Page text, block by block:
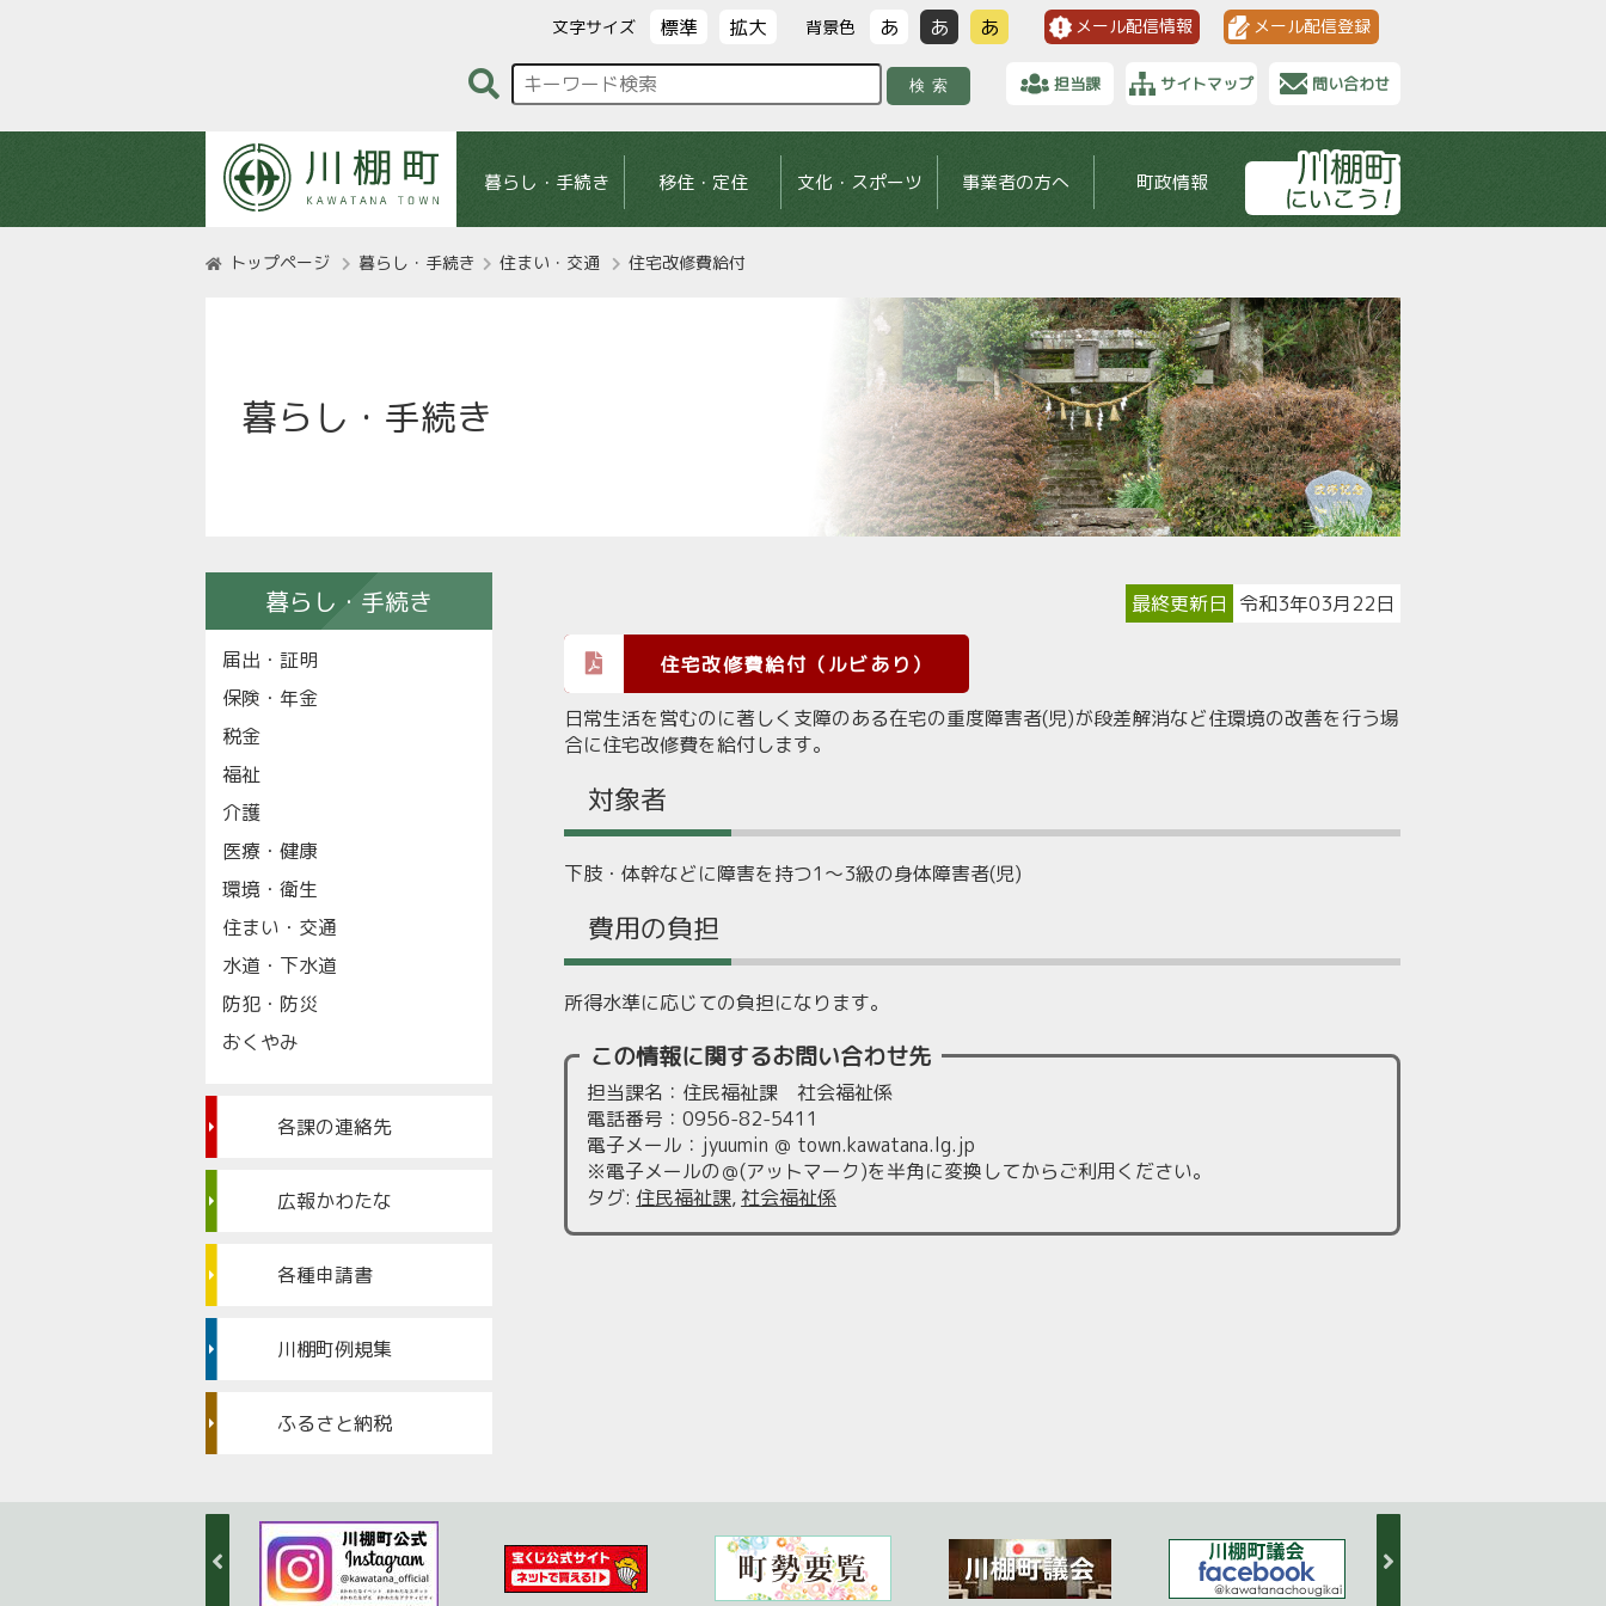
文字サイズ 標準 拡大 背景色 あ あ あ メール配信情報 メール配信登録
検索 担当課 サイトマップ 問い合わせ
暮らし・手続き 移住・定住 文化・スポーツ 事業者の方へ 町政情報
トップページ 暮らし・手続き 住まい・交通 住宅改修費給付
暮らし・手続き
最終更新日 令和3年03月22日
住宅改修費給付（ルビあり）
日常生活を営むのに著しく支障のある在宅の重度障害者(児)が段差解消など住環境の改善を行う場
合に住宅改修費を給付します。
対象者
下肢・体幹などに障害を持つ1～3級の身体障害者(児)
費用の負担
所得水準に応じての負担になります。
この情報に関するお問い合わせ先
担当課名：住民福祉課 社会福祉係
電話番号：0956-82-5411
電子メール：jyuumin ＠ town.kawatana.lg.jp
※電子メールの＠(アットマーク)を半角に変換してからご利用ください。
タグ: 住民福祉課,社会福祉係
暮らし・手続き
届出・証明
保険・年金
税金
福祉
介護
医療・健康
環境・衛生
住まい・交通
水道・下水道
防犯・防災
おくやみ
各課の連絡先
広報かわたな
各種申請書
川棚町例規集
ふるさと納税